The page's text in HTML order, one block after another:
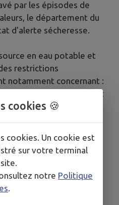
par les épisodes de
le département du
d'alerte sécheresse.
en eau potable et
restrictions
notamment concernant :
terrasses, toitures et
de plage et des
et l'irrigation
cookies 🍪
cookies. Un cookie est
sur votre terminal
notre Politique
.